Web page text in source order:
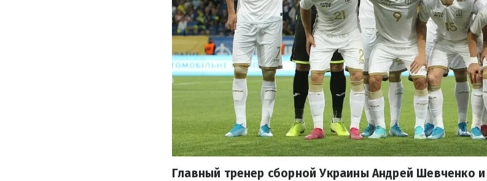
Главный тренер сборной Украины Андрей Шевченко